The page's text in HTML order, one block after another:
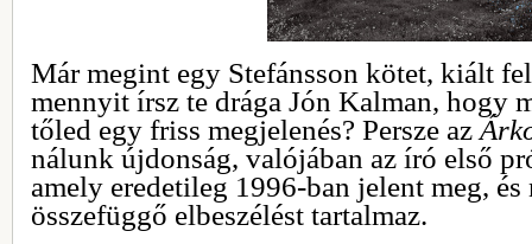
Már megint egy Stefánsson kötet, kiált
mennyit írsz te drága Jón Kalman, hogy
tőled egy friss megjelenés? Persze az
nálunk újdonság, valójában az író első
amely eredetileg 1996-ban jelent meg, és
összefüggő elbeszélést tartalmaz.